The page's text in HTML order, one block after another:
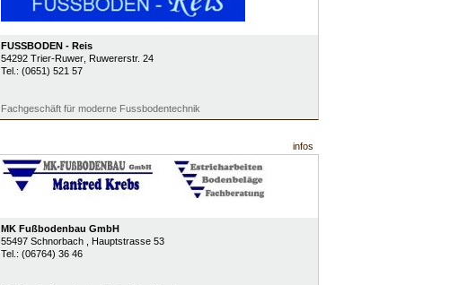
FUSSBODEN - Reis
54292 Trier-Ruwer, Ruwererstr. 24
Tel.: (0651) 521 57
Fachgeschäft für moderne Fussbodentechnik
infos
MK Fußbodenbau GmbH
55497 Schnorbach
, Hauptstrasse 53
Tel.: (06764) 36 46